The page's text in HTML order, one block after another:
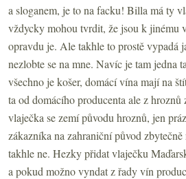
a sloganem, je to na facku! Billa má ty
vždycky mohou tvrdit, že jsou k jinému
opravdu je. Ale takhle to prostě vypadá
nezlobte se na mne. Navíc je tam jedna
všechno je košer, domácí vína mají na
ta od domácího producenta ale z
vlaječka se zemí původu hroznů, jen
zákazníka na zahraniční původ
takhle ne. Hezky přidat vlaječku
a pokud možno vyndat z řady vín